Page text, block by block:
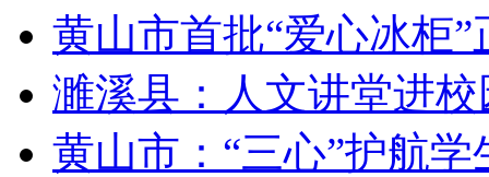
黄山市首批“爱心冰柜”
濉溪县：人文讲堂进
黄山市：“三心”护航